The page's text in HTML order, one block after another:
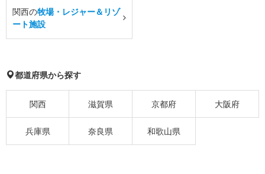
関西の牧場・レジャー＆リゾ
ート施設
都道府県から探す
関西 滋賀県 京都府 大阪府
兵庫県 奈良県 和歌山県